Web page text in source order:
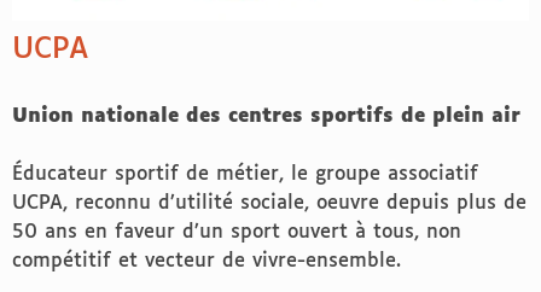
UCPA
Union nationale des centres sportifs de plein air
Éducateur sportif de métier, le groupe associatif
UCPA, reconnu d’utilité sociale, oeuvre depuis plus de
50 ans en faveur d’un sport ouvert à tous, non
compétitif et vecteur de vivre-ensemble.